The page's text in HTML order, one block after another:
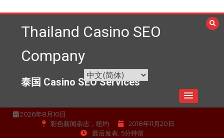
至
Thailand Casino SEO
Company
泰国 Casino SEO Services
2026年8月10日
彩色新闻杂志，纽约
2018年11月20日
最后发表, 5分钟前